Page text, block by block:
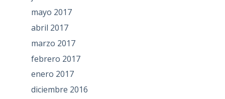
mayo 2017
abril 2017
marzo 2017
febrero 2017
enero 2017
diciembre 2016